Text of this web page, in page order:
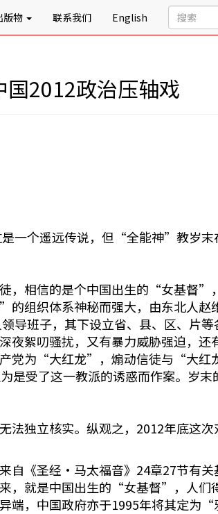
版物 联系我们 English
2012政治压轴戏
一个遥远传说，但“全能神”教岁
，相信的是个中国出生的“女基督
的组织体系神秘而强大，由东北人
导班子，其下设立省、县、区、片
絮叨骚扰，又有暴力威胁强迫，
党为“大红龙”，煽动信徒与“大
是受了这一教派的诱惑而作案。岁
法独立核实。纵观之，2012年底这
《圣经·马太福音》24章27节有关
，就是中国出生的“女基督”，人
，中国政府亦于1995年将其定为